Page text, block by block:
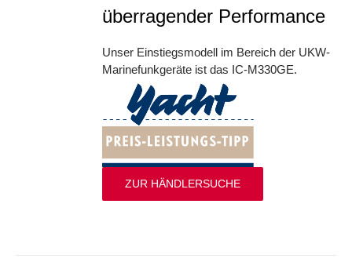
überragender Performance
Unser Einstiegsmodell im Bereich der UKW-
Marinefunkgeräte ist das IC-M330GE.
ZUR HÄNDLERSUCHE